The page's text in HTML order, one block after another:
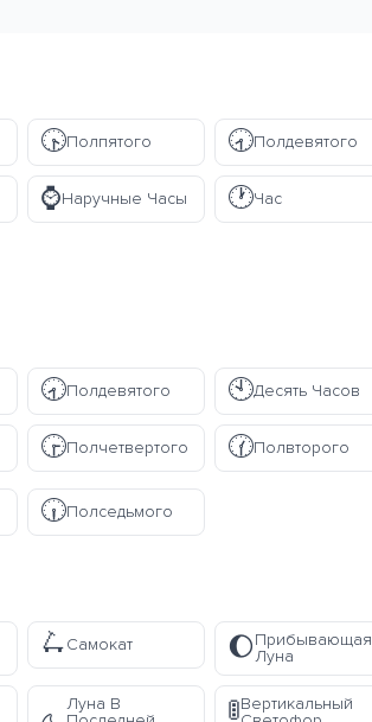
🕟Полпятого 🕣Полдевятого
⌚Наручные Часы 🕐Час
🕣Полдевятого 🕙Десять Часов
🕞Полчетвертого 🕜Полвторого
🕡Полседьмого
🛴Самокат 🌔Прибывающая
Луна
Луна В
🚦Вертикальный